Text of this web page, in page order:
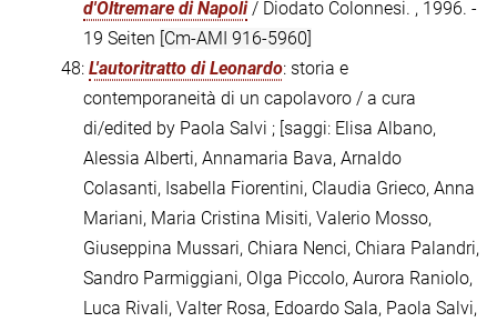
d'Oltremare di Napoli/ Diodato Colonnesi. , 1996. -
19 Seiten [Cm-AMI 916-5960]
48: L'autoritratto di Leonardo: storia e
contemporaneità di un capolavoro / a cura
di/edited by Paola Salvi ; [saggi: Elisa Albano,
Alessia Alberti, Annamaria Bava, Arnaldo
Colasanti, Isabella Fiorentini, Claudia Grieco, Anna
Mariani, Maria Cristina Misiti, Valerio Mosso,
Giuseppina Mussari, Chiara Nenci, Chiara Palandri,
Sandro Parmiggiani, Olga Piccolo, Aurora Raniolo,
Luca Rivali, Valter Rosa, Edoardo Sala, Paola Salvi,